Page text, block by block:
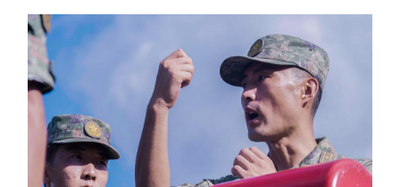
台湾
科技 科创 量子 体育
文化 书画 健康
访谈 视频 图片 政务
法律 中央文件 金融 汽车